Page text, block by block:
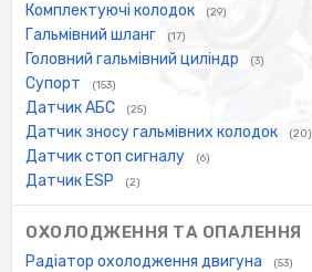
Комплектуючі колодок (29)
Гальмівний шланг (17)
Головний гальмівний циліндр (3)
Супорт (153)
Датчик АБС (25)
Датчик зносу гальмівних колодок (20)
Датчик стоп сигналу (6)
Датчик ESP (2)
ОХОЛОДЖЕННЯ ТА ОПАЛЕННЯ
Радіатор охолодження двигуна (53)